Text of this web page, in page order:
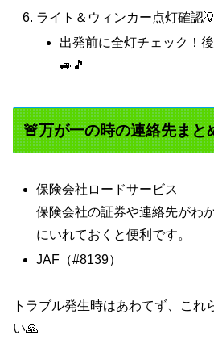
ライト＆ウィンカー点灯確認
出発前に全灯チェック！
🚙🎵
🚨万が一の時の連絡先まと
保険会社ロードサービス
保険会社の証券や連絡先がわ
にいれておくと便利です。
JAF（#8139）
トラブル発生時はあわてず、これ
い🙏